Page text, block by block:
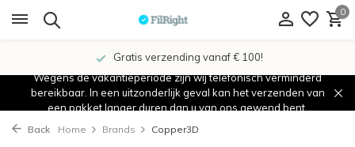
0
Gratis verzending vanaf € 100!
Wegens de vakantieperiode zijn wij telefonisch verminderd
bereikbaar. In een uitzonderlijk geval kan het verzenden van
een pakket langer duren dan u van ons gewend bent.
Back Home Brands Copper3D